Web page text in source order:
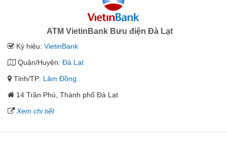
ATM VietinBank Bưu điện Đà Lạt
Ký hiệu: VietinBank
Quận/Huyện: Đà Lạt
Tỉnh/TP: Lâm Đồng
14 Trần Phú, Thành phố Đà Lạt
Xem chi tiết